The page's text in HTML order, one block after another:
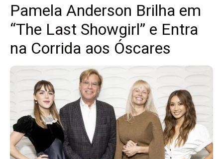
Pamela Anderson Brilha em
“The Last Showgirl” e Entra
na Corrida aos Óscares